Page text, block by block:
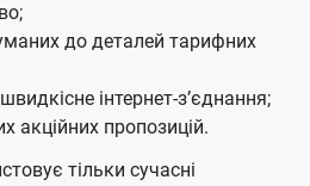
до деталей тарифних
інтернет-зʼєднання;
акційних пропозицій.
тільки сучасні